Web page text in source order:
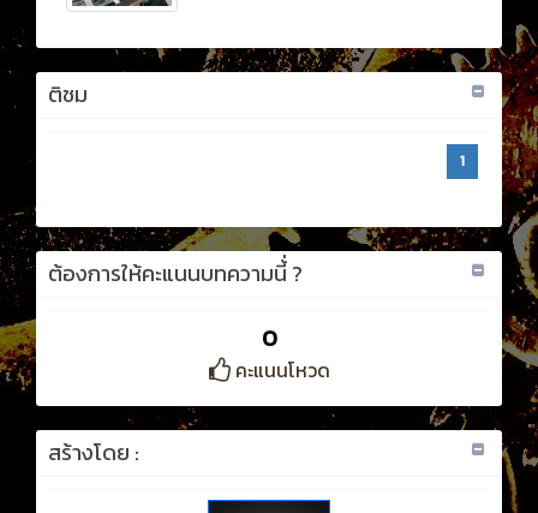
ติชม
1
ต้องการให้คะแนนบทความนี้่ ?
0
คะแนนโหวด
สร้างโดย :